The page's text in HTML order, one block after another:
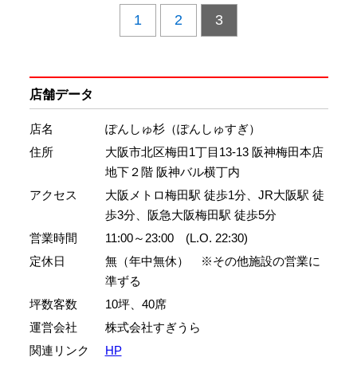
1 2 3
店舗データ
店名
ぽんしゅ杉（ぽんしゅすぎ）
住所
大阪市北区梅田1丁目13-13 阪神梅田本店
地下２階 阪神バル横丁内
アクセス
大阪メトロ梅田駅 徒歩1分、JR大阪駅 徒
歩3分、阪急大阪梅田駅 徒歩5分
営業時間
11:00～23:00 (L.O. 22:30)
定休日
無（年中無休） ※その他施設の営業に
準ずる
坪数客数
10坪、40席
運営会社
株式会社すぎうら
関連リンク
HP